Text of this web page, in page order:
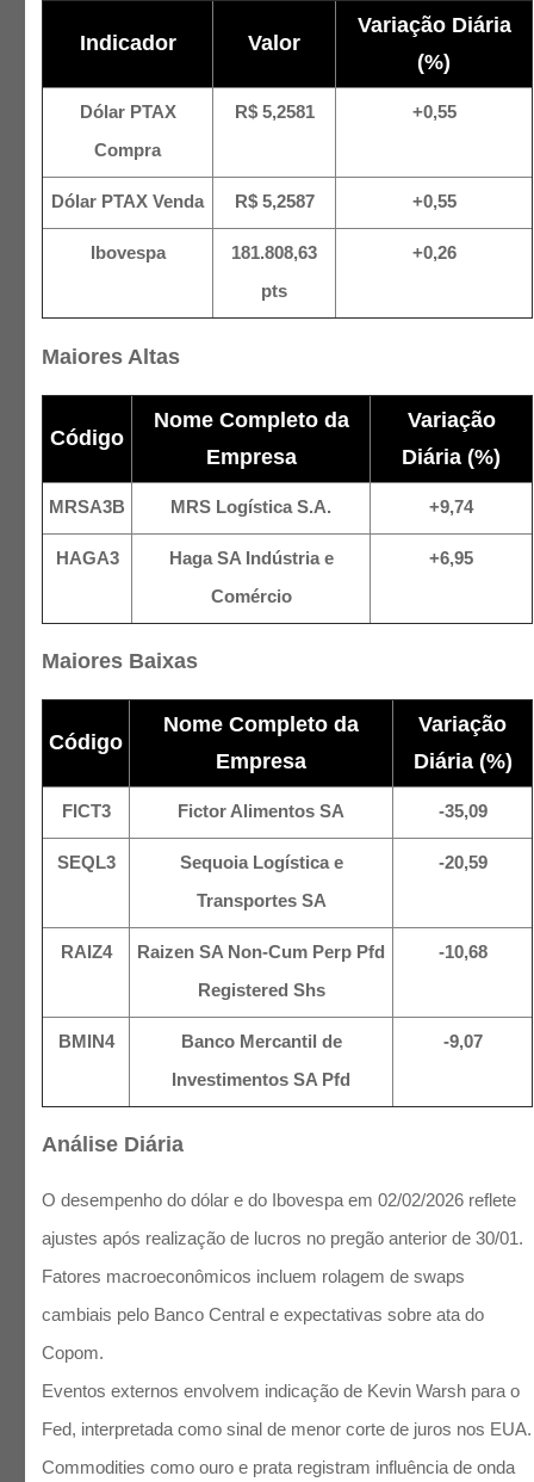
Indicador Valor
Variação Diária
(%)
Dólar PTAX
Compra
R$ 5,2581 +0,55
Dólar PTAX Venda R$ 5,2587 +0,55
Ibovespa
181.808,63
pts
+0,26
Maiores Altas
Código
Nome Completo da
Empresa
Variação
Diária (%)
MRSA3B MRS Logística S.A. +9,74
HAGA3
Haga SA Indústria e
Comércio
+6,95
Maiores Baixas
Código
Nome Completo da
Empresa
Variação
Diária (%)
FICT3 Fictor Alimentos SA -35,09
SEQL3
Sequoia Logística e
Transportes SA
-20,59
RAIZ4
Raizen SA Non-Cum Perp Pfd
Registered Shs
-10,68
BMIN4
Banco Mercantil de
Investimentos SA Pfd
-9,07
Análise Diária
O desempenho do dólar e do Ibovespa em 02/02/2026 reflete
ajustes após realização de lucros no pregão anterior de 30/01.
Fatores macroeconômicos incluem rolagem de swaps
cambiais pelo Banco Central e expectativas sobre ata do
Copom.
Eventos externos envolvem indicação de Kevin Warsh para o
Fed, interpretada como sinal de menor corte de juros nos EUA.
Commodities como ouro e prata registram influência de onda